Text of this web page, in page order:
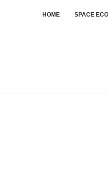
HOME SPACE